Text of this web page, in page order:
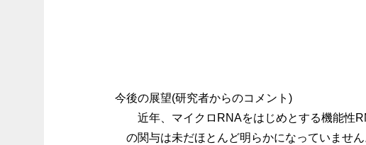
今後の展望(研究者からのコメント)
近年、マイクロRNAをはじめとする機能性
の関与は未だほとんど明らかになっていませ